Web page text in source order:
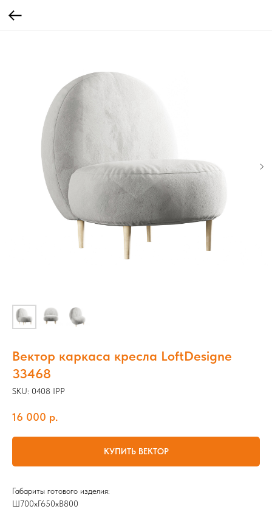
Вектор каркаса кресла LoftDesigne
33468
SKU: 0408 IPP
16 000 р.
КУПИТЬ ВЕКТОР
Габариты готового изделия:
Ш700хГ650хВ800